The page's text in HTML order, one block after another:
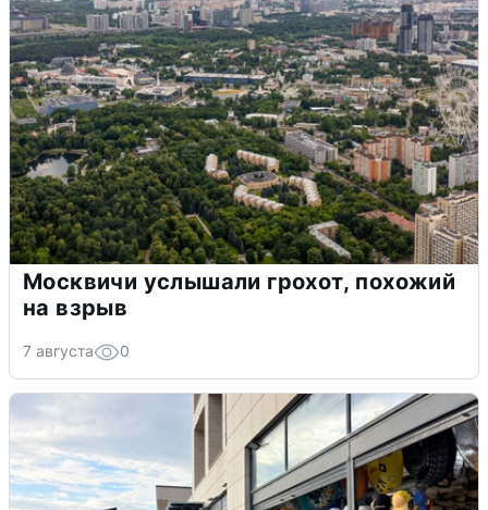
Москвичи услышали грохот, похожий
на взрыв
7 августа 0